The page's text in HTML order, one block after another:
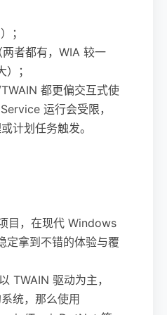
；
者都有，WIA 较一
；
都更偏交互式使
运行会受限，
计划任务触发。
目，在现代 Windows
定拿到不错的体验与覆
TWAIN 驱动为主，
统，那么使用